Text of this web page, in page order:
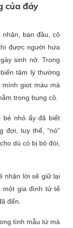
của đáy
nhận, ban đầu, cô
được người hứa
sinh nở. Trong
tâm lý thường
giọt máu mà
trong bụng cô.
bé nhỏ ấy đã biết
đợi, tuy thế, “nó”
dù có bị bỏ đói,
nhận lời sẽ giữ lại
một gia đình tử tế
đến.
tình mẫu tử mà